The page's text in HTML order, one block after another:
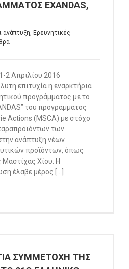
ΕΧΑΝDAS,
ανάπτυξη, Ερευνητικές
2 Απριλίου 2016
επιτυχία η εναρκτήρια
προγράμματος με το
του προγράμματος
Actions (MSCA) με στόχο
των
ανάπτυξη νέων
προϊόντων, όπως
Μαστίχας Χίου. Η
έλαβε μέρος [...]
ΣΥΜΜΕΤΟΧΗ THΣ